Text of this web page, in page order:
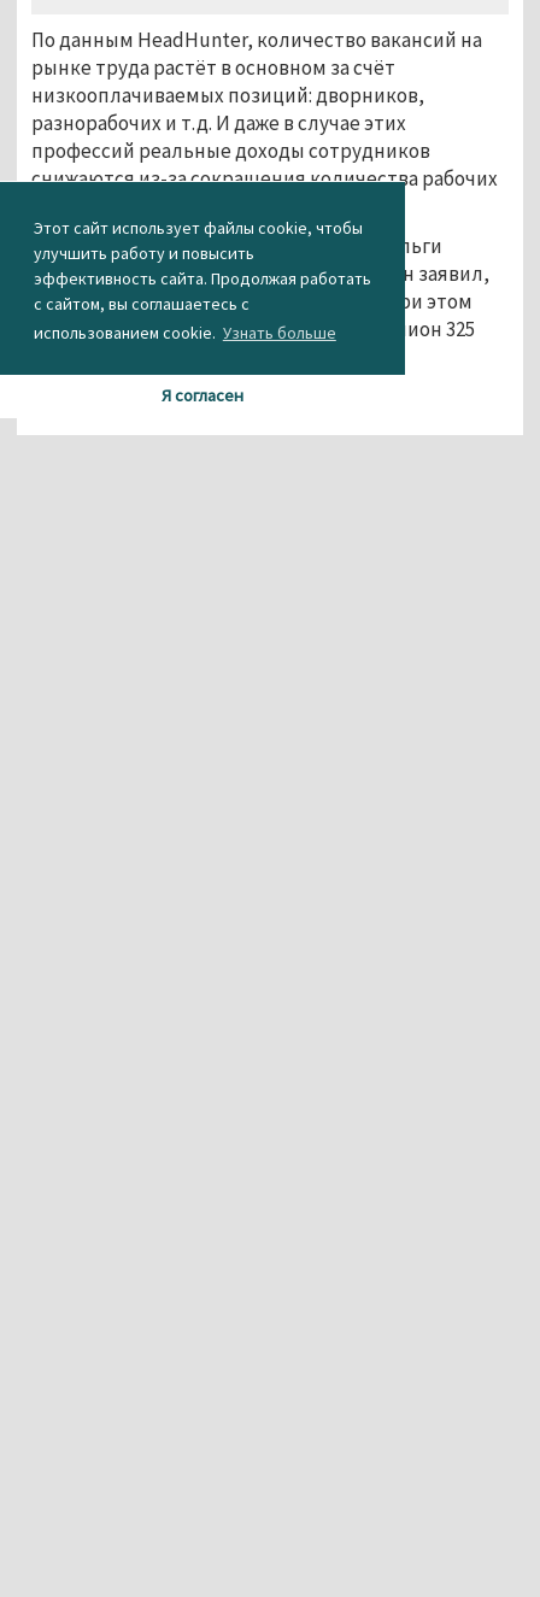
Этот сайт использует файлы cookie, чтобы
улучшить работу и повысить
эффективность сайта. Продолжая работать
с сайтом, вы соглашаетесь с
использованием cookie. Узнать больше
Я согласен
По данным HeadHunter, количество вакансий на
рынке труда растёт в основном за счёт
низкооплачиваемых позиций: дворников,
разнорабочих и т.д. И даже в случае этих
профессий реальные доходы сотрудников
снижаются из-за сокращения количества рабочих
Ранее на совещании у вице-премьера Ольги
Голодец министр труда Максим Топилин заявил,
что в России 964 тысячи безработных. При этом
количество вакансий превысило 1 миллион 325
Агентство новостей «Между строк»